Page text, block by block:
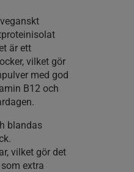
är ett
vilket gör
med god
B12 och
blandas
vilket gör det
extra